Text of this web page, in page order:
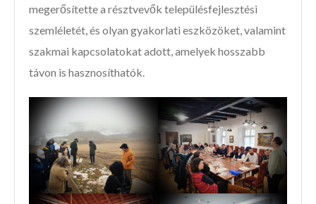
megerősítette a résztvevők településfejlesztési
szemléletét, és olyan gyakorlati eszközöket, valamint
szakmai kapcsolatokat adott, amelyek hosszabb
távon is hasznosíthatók.